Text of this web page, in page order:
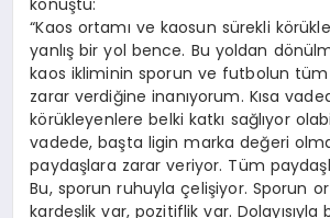
konuştu:
“Kaos ortamı ve kaosun sürekli
yanlış bir yol bence. Bu yoldan
kaos ikliminin sporun ve futbolun tüm
zarar verdiğine inanıyorum. Kısa
körükleyenlere belki katkı sağlıyor
vadede, başta ligin marka değeri
paydaşlara zarar veriyor. Tüm
Bu, sporun ruhuyla çelişiyor. Sporun
kardeşlik var, pozitiflik var. Dolayısıyla